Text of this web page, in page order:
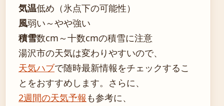
気温低め（氷点下の可能性）
風弱い～やや強い
積雪数cm～十数cmの積雪に注意
湯沢市の天気は変わりやすいので、
天気ハブで随時最新情報をチェックするこ
とをおすすめします。さらに、
2週間の天気予報 も参考に、